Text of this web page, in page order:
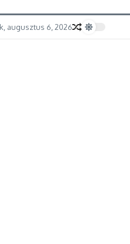
augusztus 6, 2026